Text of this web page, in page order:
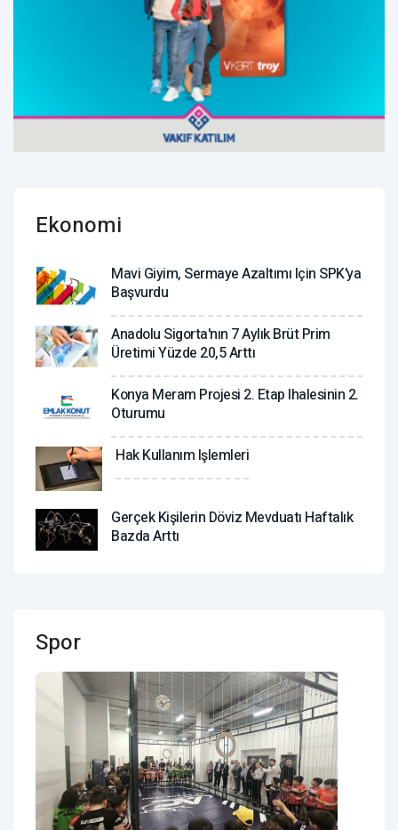
Ekonomi
Mavi Giyim, Sermaye Azaltımı Için SPK'ya
Başvurdu
Anadolu Sigorta'nın 7 Aylık Brüt Prim
Üretimi Yüzde 20,5 Arttı
Konya Meram Projesi 2. Etap Ihalesinin 2.
Oturumu
Hak Kullanım Işlemleri
Gerçek Kişilerin Döviz Mevduatı Haftalık
Bazda Arttı
Spor